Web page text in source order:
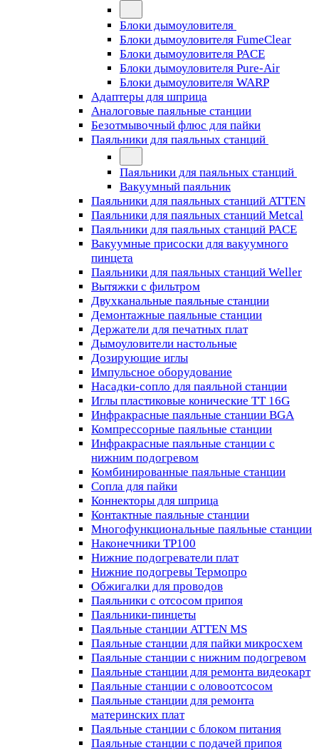
Блоки дымоуловителя
Блоки дымоуловителя FumeClear
Блоки дымоуловителя PACE
Блоки дымоуловителя Pure-Air
Блоки дымоуловителя WARP
Адаптеры для шприца
Аналоговые паяльные станции
Безотмывочный флюс для пайки
Паяльники для паяльных станций
Паяльники для паяльных станций
Вакуумный паяльник
Паяльники для паяльных станций ATTEN
Паяльники для паяльных станций Metcal
Паяльники для паяльных станций PACE
Вакуумные присоски для вакуумного
пинцета
Паяльники для паяльных станций Weller
Вытяжки с фильтром
Двухканальные паяльные станции
Демонтажные паяльные станции
Держатели для печатных плат
Дымоуловители настольные
Дозирующие иглы
Импульсное оборудование
Насадки-сопло для паяльной станции
Иглы пластиковые конические TT 16G
Инфракрасные паяльные станции BGA
Компрессорные паяльные станции
Инфракрасные паяльные станции с
нижним подогревом
Комбинированные паяльные станции
Сопла для пайки
Коннекторы для шприца
Контактные паяльные станции
Многофункциональные паяльные станции
Наконечники TP100
Нижние подогреватели плат
Нижние подогревы Термопро
Обжигалки для проводов
Паяльники с отсосом припоя
Паяльники-пинцеты
Паяльные станции ATTEN MS
Паяльные станции для пайки микросхем
Паяльные станции с нижним подогревом
Паяльные станции для ремонта видеокарт
Паяльные станции с оловоотсосом
Паяльные станции для ремонта
материнских плат
Паяльные станции с блоком питания
Паяльные станции с подачей припоя